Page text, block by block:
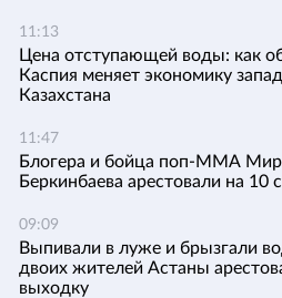
11:13
Цена отступающей воды: как
Каспия меняет экономику
Казахстана
11:47
Блогера и бойца поп-ММА
Беркинбаева арестовали на 10
09:09
Выпивали в луже и брызгали
двоих жителей Астаны
выходку